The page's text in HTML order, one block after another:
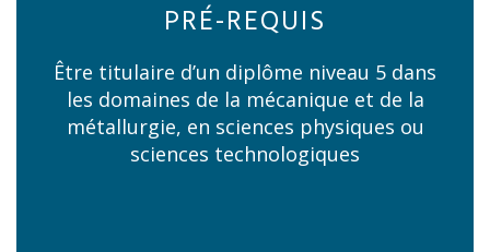
PRÉ-REQUIS
Être titulaire d’un diplôme niveau 5 dans
les domaines de la mécanique et de la
métallurgie, en sciences physiques ou
sciences technologiques